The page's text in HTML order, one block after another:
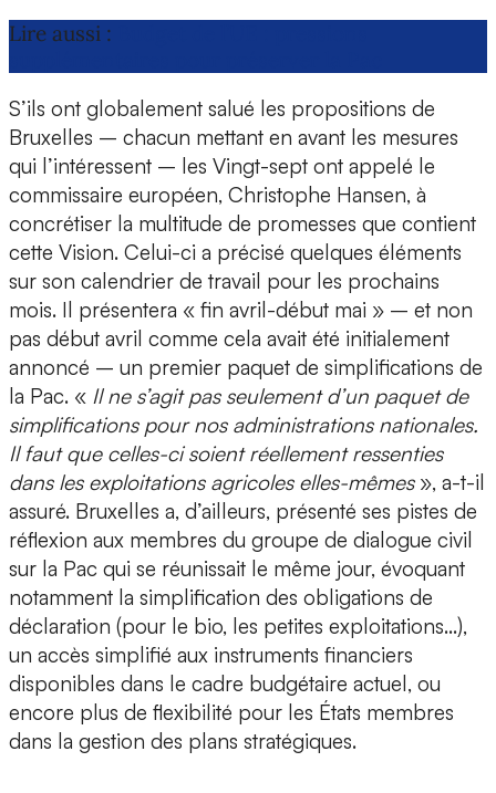
Lire aussi :
S’ils ont globalement salué les propositions de
Bruxelles – chacun mettant en avant les mesures
qui l’intéressent – les Vingt-sept ont appelé le
commissaire européen, Christophe Hansen, à
concrétiser la multitude de promesses que contient
cette Vision. Celui-ci a précisé quelques éléments
sur son calendrier de travail pour les prochains
mois. Il présentera « fin avril-début mai » – et non
pas début avril comme cela avait été initialement
annoncé – un premier paquet de simplifications de
la Pac. « Il ne s’agit pas seulement d’un paquet de
simplifications pour nos administrations nationales.
Il faut que celles-ci soient réellement ressenties
dans les exploitations agricoles elles-mêmes », a-t-il
assuré. Bruxelles a, d’ailleurs, présenté ses pistes de
réflexion aux membres du groupe de dialogue civil
sur la Pac qui se réunissait le même jour, évoquant
notamment la simplification des obligations de
déclaration (pour le bio, les petites exploitations…),
un accès simplifié aux instruments financiers
disponibles dans le cadre budgétaire actuel, ou
encore plus de flexibilité pour les États membres
dans la gestion des plans stratégiques.